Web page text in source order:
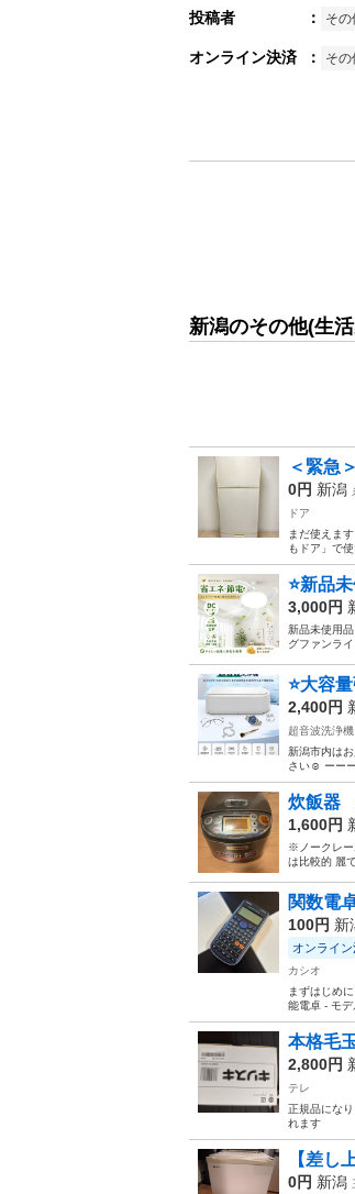
投稿者 ： その
オンライン決済 ： その
新潟のその他(生
＜緊急
0円 新潟
ドア
まだ使えま
もドア」で
⭐️新品
3,000円
新品未使用
グファンラ
⭐️大容
2,400円
超音波洗浄機
新潟市内は
さい☺️ ーー
炊飯器
1,600円
※ノークレー
は比較的 麗
関数電
100円 新
オンライ
カシオ
まずはじめ
能電卓 - モ
本格毛
2,800円
テレ
正規品にな
れます
【差し
0円 新潟